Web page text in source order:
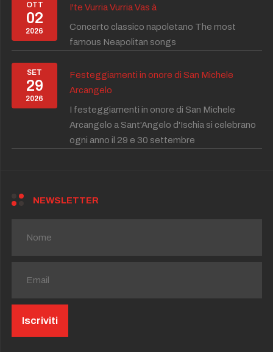
OTT
02
2026
I'te Vurria Vurria Vas à
Concerto classico napoletano The most
famous Neapolitan songs
SET
29
2026
Festeggiamenti in onore di San Michele
Arcangelo
I festeggiamenti in onore di San Michele
Arcangelo a Sant'Angelo d'Ischia si celebrano
ogni anno il 29 e 30 settembre
NEWSLETTER